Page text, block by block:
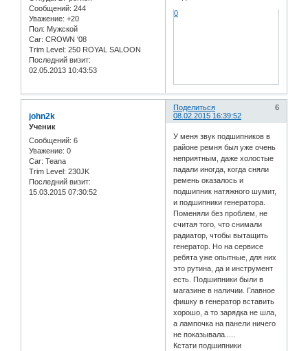
Сообщений: 244
Уважение: +20
Пол: Мужской
Car: CROWN '08
Trim Level: 250 ROYAL SALOON
Последний визит:
02.05.2013 10:43:53
0
Поделиться
6
08.02.2015 16:39:52
john2k
Ученик
Сообщений: 6
Уважение: 0
Car: Teana
Trim Level: 230JK
Последний визит:
15.03.2015 07:30:52
У меня звук подшипников в
районе ремня был уже очень
неприятным, даже холостые
падали иногда, когда сняли
ремень оказалось и
подшипник натяжного шумит,
и подшипники генератора.
Поменяли без проблем, не
считая того, что снимали
радиатор, чтобы вытащить
генератор. Но на сервисе
ребята уже опытные, для них
это рутина, да и инструмент
есть. Подшипники были в
магазине в наличии. Главное
фишку в генератор вставить
хорошо, а то зарядка не шла,
а лампочка на панели ничего
не показывала.....
Кстати подшипники